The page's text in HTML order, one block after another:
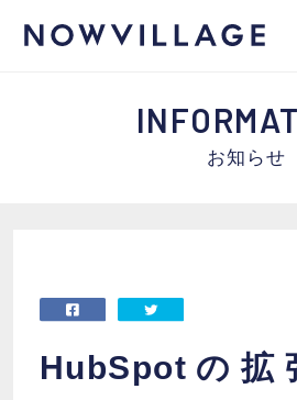
お知らせ
HubSpotの拡
セミナー